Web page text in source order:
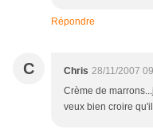
Répondre
C Chris 28/11/2007
Crème de
veux bien croire